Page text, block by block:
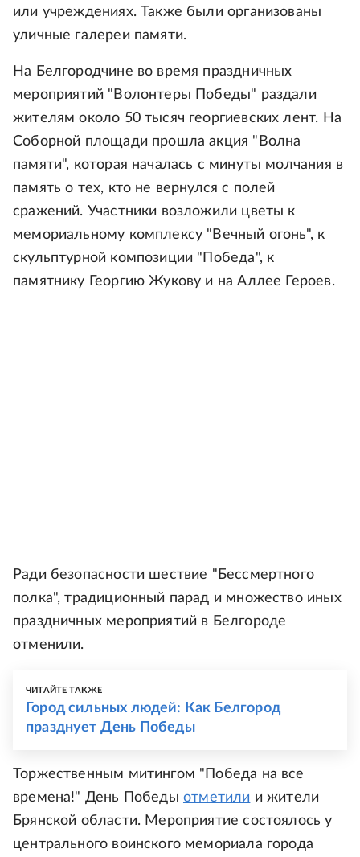
или учреждениях. Также были организованы
уличные галереи памяти.
На Белгородчине во время праздничных
мероприятий "Волонтеры Победы" раздали
жителям около 50 тысяч георгиевских лент. На
Соборной площади прошла акция "Волна
памяти", которая началась с минуты молчания в
память о тех, кто не вернулся с полей
сражений. Участники возложили цветы к
мемориальному комплексу "Вечный огонь", к
скульптурной композиции "Победа", к
памятнику Георгию Жукову и на Аллее Героев.
Ради безопасности шествие "Бессмертного
полка", традиционный парад и множество иных
праздничных мероприятий в Белгороде
отменили.
ЧИТАЙТЕ ТАКЖЕ
Город сильных людей: Как Белгород
празднует День Победы
Торжественным митингом "Победа на все
времена!" День Победы отметили и жители
Брянской области. Мероприятие состоялось у
центрального воинского мемориала города